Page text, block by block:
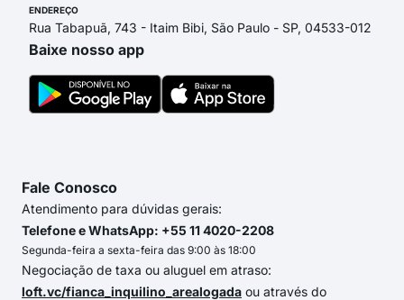
ENDEREÇO
Rua Tabapuã, 743 - Itaim Bibi, São Paulo - SP, 04533-012
Baixe nosso app
Fale Conosco
Atendimento para dúvidas gerais:
Telefone e WhatsApp: +55 11 4020-2208
Segunda-feira a sexta-feira das 9:00 às 18:00
Negociação de taxa ou aluguel em atraso:
loft.vc/fianca_inquilino_arealogada ou através do